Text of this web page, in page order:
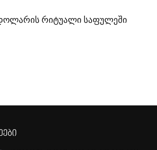
რიტუალი საფულეში